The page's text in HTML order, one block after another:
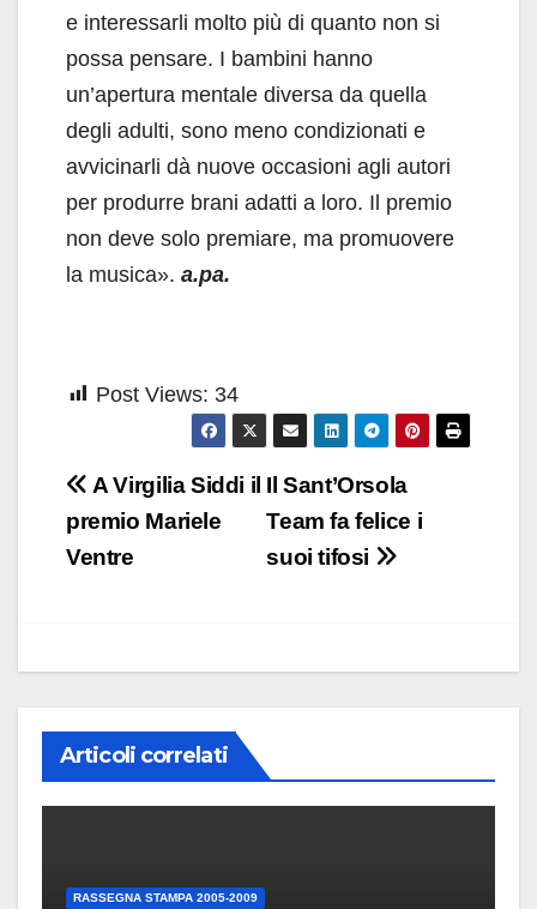
e interessarli molto più di quanto non si
possa pensare. I bambini hanno
un’apertura mentale diversa da quella
degli adulti, sono meno condizionati e
avvicinarli dà nuove occasioni agli autori
per produrre brani adatti a loro. Il premio
non deve solo premiare, ma promuovere
la musica». a.pa.
Post Views: 34
Navigazione
articoli
Il Sant’Orsola
Team fa felice i
suoi tifosi
A Virgilia Siddi il
premio Mariele
Ventre
Articoli correlati
RASSEGNA STAMPA 2005-2009